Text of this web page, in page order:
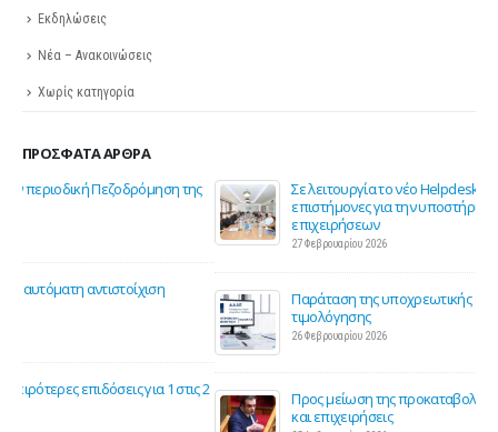
Εκδηλώσεις
Νέα – Ανακοινώσεις
Χωρίς κατηγορία
ΠΡΌΣΦΑΤΑ ΆΡΘΡΑ
Σε λειτουργία το νέο Helpdesk της ΕΣΕΕ με κορυφαίους
επιστήμονες για την υποστήριξη των εμπορικών
Παράταση της υποχρεωτικής έναρξης της ηλεκτρονικής
Προς μείωση της προκαταβολής φόρου για επαγγελματίες